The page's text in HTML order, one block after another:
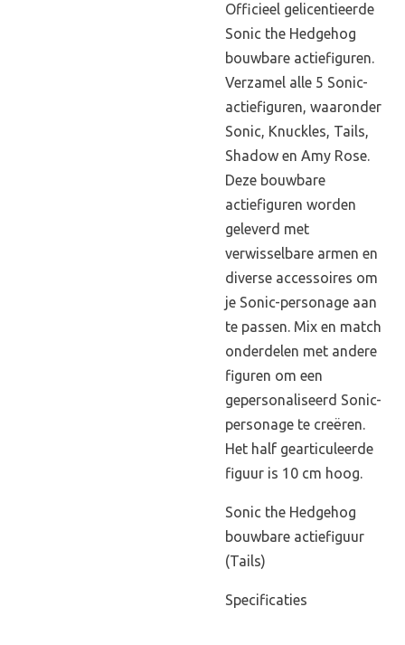
Officieel gelicentieerde
Sonic the Hedgehog
bouwbare actiefiguren.
Verzamel alle 5 Sonic-
actiefiguren, waaronder
Sonic, Knuckles, Tails,
Shadow en Amy Rose.
Deze bouwbare
actiefiguren worden
geleverd met
verwisselbare armen en
diverse accessoires om
je Sonic-personage aan
te passen. Mix en match
onderdelen met andere
figuren om een ​​
gepersonaliseerd Sonic-
personage te creëren.
Het half gearticuleerde
figuur is 10 cm hoog.
Sonic the Hedgehog
bouwbare actiefiguur
(Tails)
Specificaties